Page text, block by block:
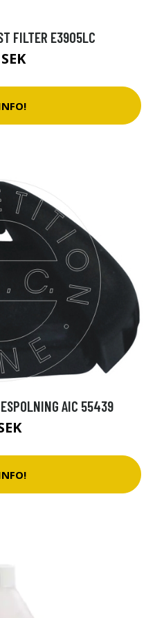
FILTER E3905LC
AIC 55439